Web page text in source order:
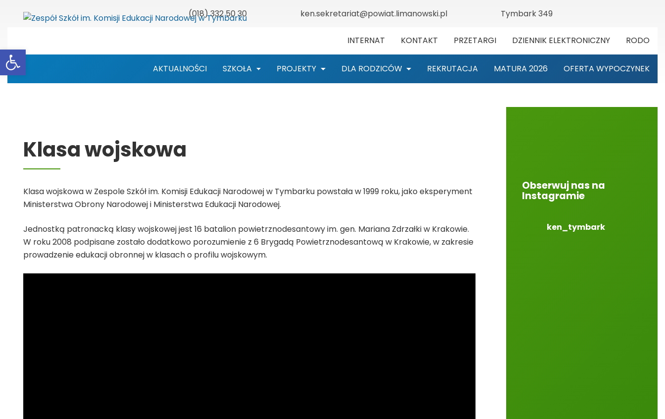
(018) 332 50 30 ken.sekretariat@powiat.limanowski.pl Tymbark 349
INTERNAT KONTAKT PRZETARGI DZIENNIK ELEKTRONICZNY RODO
AKTUALNOŚCI SZKOŁA PROJEKTY DLA RODZICÓW REKRUTACJA MATURA 2026 OFERTA WYPOCZYNEK
Klasa wojskowa
Klasa wojskowa w Zespole Szkół im. Komisji Edukacji Narodowej w Tymbarku powstała w 1999 roku, jako eksperyment
Ministerstwa Obrony Narodowej i Ministerstwa Edukacji Narodowej.
Jednostką patronacką klasy wojskowej jest 16 batalion powietrznodesantowy im. gen. Mariana Zdrzałki w Krakowie.
W roku 2008 podpisane zostało dodatkowo porozumienie z 6 Brygadą Powietrznodesantową w Krakowie, w zakresie
prowadzenie edukacji obronnej w klasach o profilu wojskowym.
Obserwuj nas na
Instagramie
ken_tymbark
Otwórz pasek narzędzi